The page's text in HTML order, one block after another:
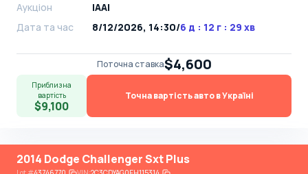
Аукціон
IAAI
Дата та час
8/12/2026, 14:30/6 д : 12 г : 29 хв
Поточна ставка$4,600
Приблизна
вартість
$9,100
Точна вартість авто в Україні
2014 Dodge Challenger Sxt Plus